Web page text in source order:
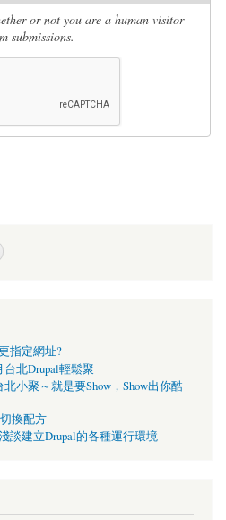
or not you are a human visitor
submissions.
指定網址?
台北Drupal輕鬆聚
北小聚～就是要Show，Show出你酷
換配方
談建立Drupal的各種運行環境